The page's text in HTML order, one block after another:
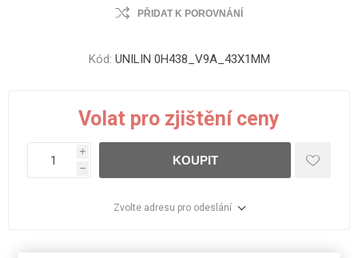
PŘIDAT K POROVNÁNÍ
Kód: UNILIN 0H438_V9A_43X1MM
Volat pro zjištění ceny
i
h
KOUPIT
Zvolte adresu pro odeslání